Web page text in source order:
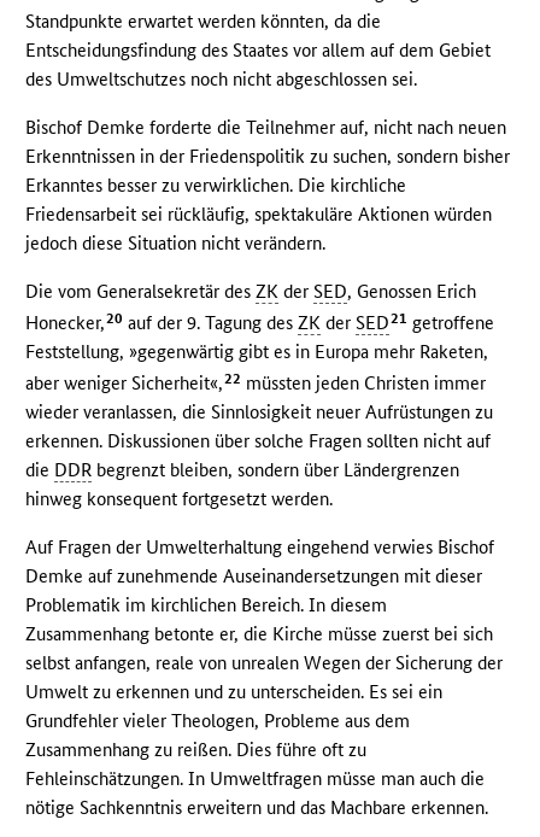
Standpunkte erwartet werden könnten, da die
Entscheidungsfindung des Staates vor allem auf dem Gebiet
des Umweltschutzes noch nicht abgeschlossen sei.
Bischof Demke forderte die Teilnehmer auf, nicht nach neuen
Erkenntnissen in der Friedenspolitik zu suchen, sondern bisher
Erkanntes besser zu verwirklichen. Die kirchliche
Friedensarbeit sei rückläufig, spektakuläre Aktionen würden
jedoch diese Situation nicht verändern.
Die vom Generalsekretär desZK derSED, Genossen Erich
Honecker,20 auf der 9. Tagung desZK derSED21 getroffene
Feststellung, »gegenwärtig gibt es in Europa mehr Raketen,
aber weniger Sicherheit«,22 müssten jeden Christen immer
wieder veranlassen, die Sinnlosigkeit neuer Aufrüstungen zu
erkennen. Diskussionen über solche Fragen sollten nicht auf
die DDR begrenzt bleiben, sondern über Ländergrenzen
hinweg konsequent fortgesetzt werden.
Auf Fragen der Umwelterhaltung eingehend verwies Bischof
Demke auf zunehmende Auseinandersetzungen mit dieser
Problematik im kirchlichen Bereich. In diesem
Zusammenhang betonte er, die Kirche müsse zuerst bei sich
selbst anfangen, reale von unrealen Wegen der Sicherung der
Umwelt zu erkennen und zu unterscheiden. Es sei ein
Grundfehler vieler Theologen, Probleme aus dem
Zusammenhang zu reißen. Dies führe oft zu
Fehleinschätzungen. In Umweltfragen müsse man auch die
nötige Sachkenntnis erweitern und das Machbare erkennen.